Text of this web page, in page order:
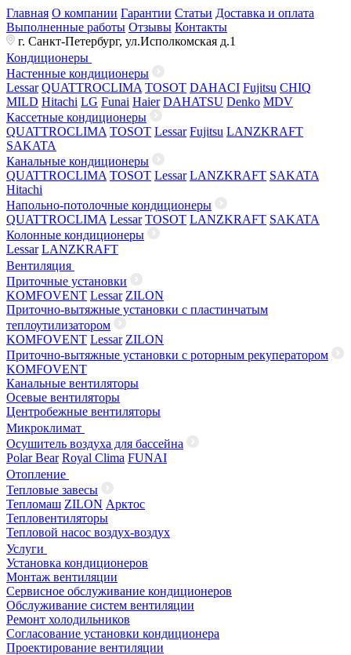
Главная О компании Гарантии Статьи Доставка и оплата
Выполненные работы Отзывы Контакты
г. Санкт-Петербург, ул.Исполкомская д.1
Кондиционеры
Настенные кондиционеры
Lessar QUATTROCLIMA TOSOT DAHACI Fujitsu CHIQ
MILD Hitachi LG Funai Haier DAHATSU Denko MDV
Кассетные кондиционеры
QUATTROCLIMA TOSOT Lessar Fujitsu LANZKRAFT
SAKATA
Канальные кондиционеры
QUATTROCLIMA TOSOT Lessar LANZKRAFT SAKATA
Hitachi
Напольно-потолочные кондиционеры
QUATTROCLIMA Lessar TOSOT LANZKRAFT SAKATA
Колонные кондиционеры
Lessar LANZKRAFT
Вентиляция
Приточные установки
KOMFOVENT Lessar ZILON
Приточно-вытяжные установки с пластинчатым
теплоутилизатором
KOMFOVENT Lessar ZILON
Приточно-вытяжные установки с роторным рекуператором
KOMFOVENT
Канальные вентиляторы
Осевые вентиляторы
Центробежные вентиляторы
Микроклимат
Осушитель воздуха для бассейна
Polar Bear Royal Clima FUNAI
Отопление
Тепловые завесы
Тепломаш ZILON Арктос
Тепловентиляторы
Тепловой насос воздух-воздух
Услуги
Установка кондиционеров
Монтаж вентиляции
Сервисное обслуживание кондиционеров
Обслуживание систем вентиляции
Ремонт холодильников
Согласование установки кондиционера
Проектирование вентиляции